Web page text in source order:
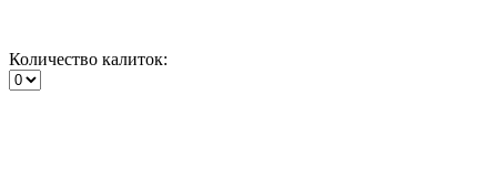
Количество калиток: